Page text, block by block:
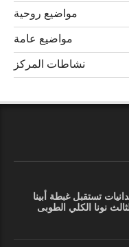
مواضيع روحية
مواضيع عامة
نشاطات المركز
تستقبل غبطة أبينا
نونا الكلي الطوبى